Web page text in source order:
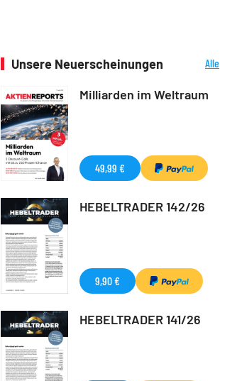
Unsere Neuerscheinungen
Alle
Milliarden im Weltraum
49,99 €
HEBELTRADER 142/26
9,90 €
HEBELTRADER 141/26